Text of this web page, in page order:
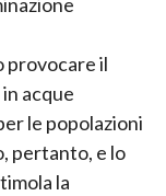
provocare il
acque
le popolazioni
pertanto, e lo
la